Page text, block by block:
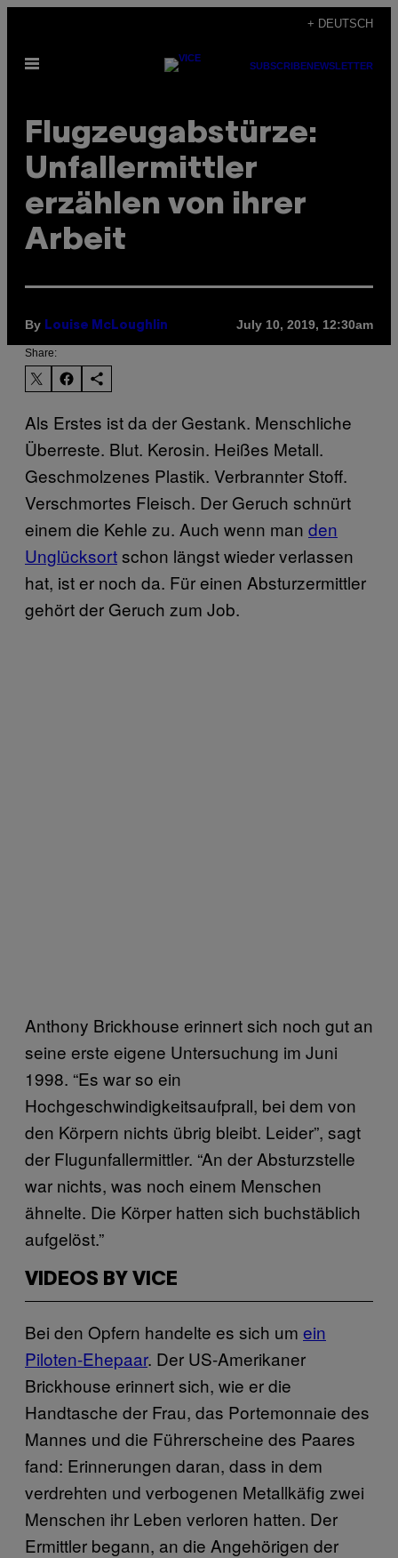
content
+ DEUTSCH
Open
SUBSCRIBENEWSLETTER
Flugzeugabstürze:
Unfallermittler
erzählen von ihrer
Arbeit
By Louise McLoughlin July 10, 2019, 12:30am
Share:
Als Erstes ist da der Gestank. Menschliche
Überreste. Blut. Kerosin. Heißes Metall.
Geschmolzenes Plastik. Verbrannter Stoff.
Verschmortes Fleisch. Der Geruch schnürt
einem die Kehle zu. Auch wenn man den
Unglücksortschon längst wieder verlassen
hat, ist er noch da. Für einen Absturzermittler
gehört der Geruch zum Job.
Anthony Brickhouse erinnert sich noch gut an
seine erste eigene Untersuchung im Juni
1998. “Es war so ein
Hochgeschwindigkeitsaufprall, bei dem von
den Körpern nichts übrig bleibt. Leider”, sagt
der Flugunfallermittler. “An der Absturzstelle
war nichts, was noch einem Menschen
ähnelte. Die Körper hatten sich buchstäblich
aufgelöst.”
VIDEOS BY VICE
Bei den Opfern handelte es sich um ein
Piloten-Ehepaar. Der US-Amerikaner
Brickhouse erinnert sich, wie er die
Handtasche der Frau, das Portemonnaie des
Mannes und die Führerscheine des Paares
fand: Erinnerungen daran, dass in dem
verdrehten und verbogenen Metallkäfig zwei
Menschen ihr Leben verloren hatten. Der
Ermittler begann, an die Angehörigen der